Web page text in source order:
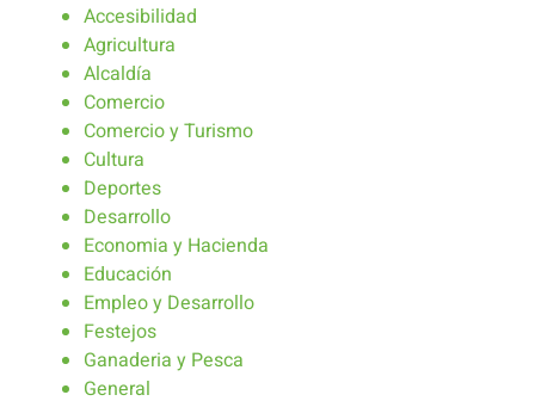
Accesibilidad
Agricultura
Alcaldía
Comercio
Comercio y Turismo
Cultura
Deportes
Desarrollo
Economia y Hacienda
Educación
Empleo y Desarrollo
Festejos
Ganaderia y Pesca
General